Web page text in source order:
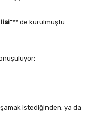
”** de kurulmuştu
istediğinden; ya da